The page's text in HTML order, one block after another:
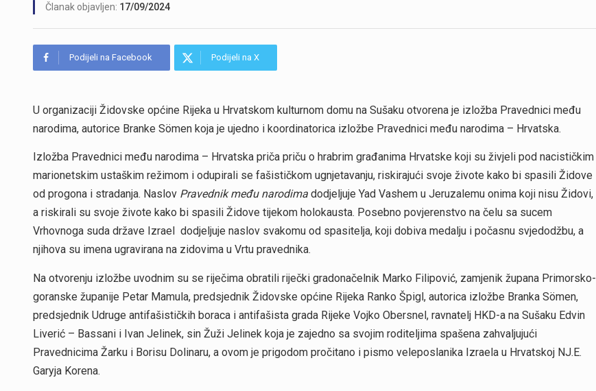
Članak objavljen: 17/09/2024
Podijeli na Facebook Podijeli na X
U organizaciji Židovske općine Rijeka u Hrvatskom kulturnom domu na Sušaku otvorena je izložba Pravednici među
narodima, autorice Branke Sömen koja je ujedno i koordinatorica izložbe Pravednici među narodima – Hrvatska.
Izložba Pravednici među narodima – Hrvatska priča priču o hrabrim građanima Hrvatske koji su živjeli pod nacističkim
marionetskim ustaškim režimom i odupirali se fašističkom ugnjetavanju, riskirajući svoje živote kako bi spasili Židove
od progona i stradanja. Naslov Pravednik među narodima dodjeljuje Yad Vashem u Jeruzalemu onima koji nisu Židovi,
a riskirali su svoje živote kako bi spasili Židove tijekom holokausta. Posebno povjerenstvo na čelu sa sucem
Vrhovnoga suda države Izrael dodjeljuje naslov svakomu od spasitelja, koji dobiva medalju i počasnu svjedodžbu, a
njihova su imena ugravirana na zidovima u Vrtu pravednika.
Na otvorenju izložbe uvodnim su se riječima obratili riječki gradonačelnik Marko Filipović, zamjenik župana Primorsko-
goranske županije Petar Mamula, predsjednik Židovske općine Rijeka Ranko Špigl, autorica izložbe Branka Sömen,
predsjednik Udruge antifašističkih boraca i antifašista grada Rijeke Vojko Obersnel, ravnatelj HKD-a na Sušaku Edvin
Liverić – Bassani i Ivan Jelinek, sin Žuži Jelinek koja je zajedno sa svojim roditeljima spašena zahvaljujući
Pravednicima Žarku i Borisu Dolinaru, a ovom je prigodom pročitano i pismo veleposlanika Izraela u Hrvatskoj NJ.E.
Garyja Korena.